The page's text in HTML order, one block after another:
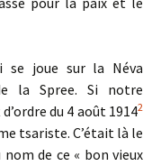
joue sur la Néva
la Spree. Si notre
du 4 août 19142
tsariste. C’était là le
de ce « bon vieux